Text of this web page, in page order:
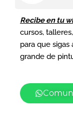
Recibe en tu
cursos,
para que
grande de